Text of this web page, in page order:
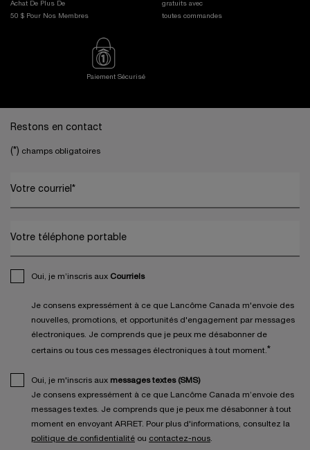
Achat De Plus De
50 $ Pour Nos Membres
gratuits avec
toutes commandes
Paiement Sécurisé
Restons en contact
(*) champs obligatoires
Votre courriel *
Votre téléphone portable
Oui, je m’inscris aux Courriels
Je consens expressément à ce que Lancôme Canada m'envoie des
nouvelles, promotions, et opportunités d'engagement par messages
électroniques. Je comprends que je peux me désabonner de
certains ou tous ces messages électroniques à tout moment.*
Oui, je m'inscris aux messages textes (SMS)
Je consens expressément à ce que Lancôme Canada m’envoie des
messages textes. Je comprends que je peux me désabonner à tout
moment en envoyant ARRET. Pour plus d'informations, consultez la
politique de confidentialité ou contactez-nous.